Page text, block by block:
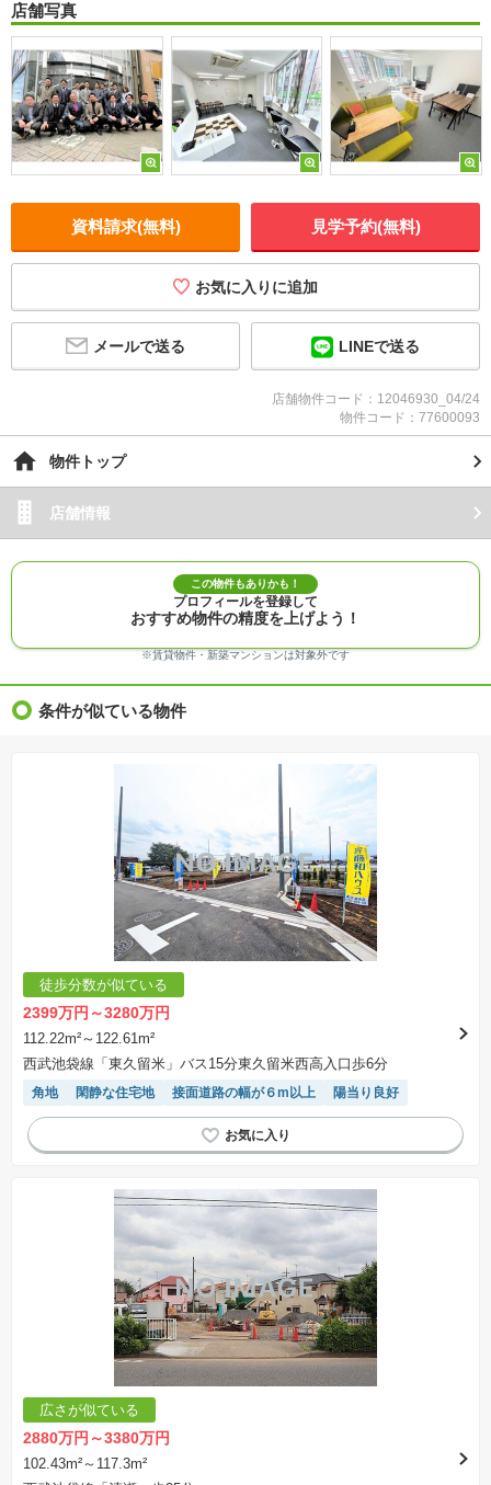
店舗写真
資料請求(無料) 見学予約(無料)
お気に入りに追加
メールで送る LINEで送る
店舗物件コード：12046930_04/24
物件コード：77600093
物件トップ
店舗情報
この物件もありかも！
プロフィールを登録して
おすすめ物件の精度を上げよう！
※賃貸物件・新築マンションは対象外です
条件が似ている物件
徒歩分数が似ている
2399万円～3280万円
112.22m²～122.61m²
西武池袋線「東久留米」バス15分東久留米西高入口歩6分
角地 閑静な住宅地 接面道路の幅が６m以上 陽当り良好
広さが似ている
2880万円～3380万円
102.43m²～117.3m²